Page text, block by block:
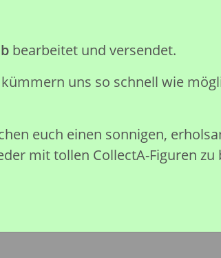
Nicht geeignet für Kinder unter 36
Kleinteile.
nach Anmeldung sichtbar
bearbeitet und versendet.
uns so schnell wie
euch einen sonnigen,
mit tollen CollectA-Figuren zu